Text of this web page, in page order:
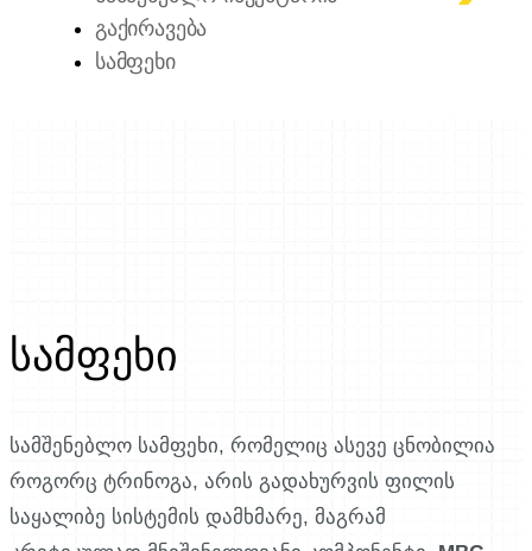
ᲒᲐᲥᲘᲠᲐᲕᲔᲑᲐ
ᲡᲐᲛᲤᲔᲮᲘ
სამფეხი
სამშენებლო სამფეხი, რომელიც ასევე ცნობილია
როგორც ტრინოგა, არის გადახურვის ფილის
საყალიბე სისტემის დამხმარე, მაგრამ